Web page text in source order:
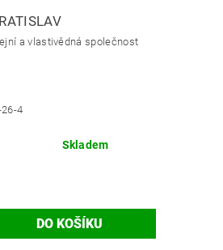
a vlastivědná společnost
4
Skladem